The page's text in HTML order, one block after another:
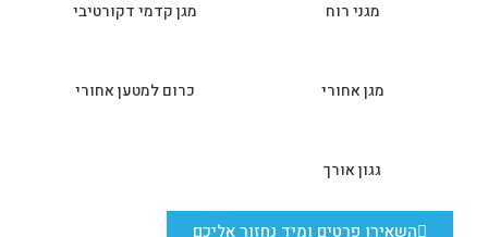
מגני רוח מגן קדמי דקורטיבי
מגן אחורי כרום למטען אחורי
גגון אורך
השאירו פרטים ומיד נחזור אליכם